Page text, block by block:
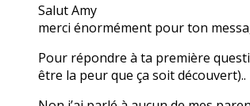
Salut Amy
merci énormément pour ton
Pour répondre à ta première
être la peur que ça soit découvert)..